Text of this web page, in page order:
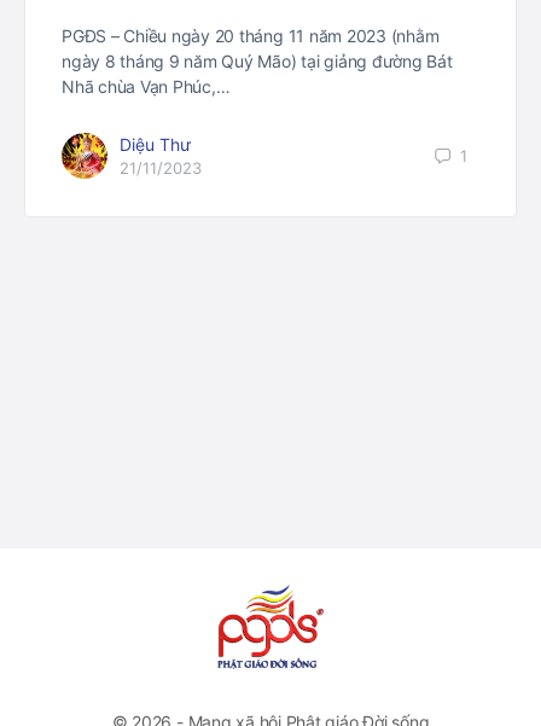
PGĐS – Chiều ngày 20 tháng 11 năm 2023 (nhằm
ngày 8 tháng 9 năm Quý Mão) tại giảng đường Bát
Nhã chùa Vạn Phúc,…
Diệu Thư
21/11/2023
1
© 2026 - Mạng xã hội Phật giáo Đời sống